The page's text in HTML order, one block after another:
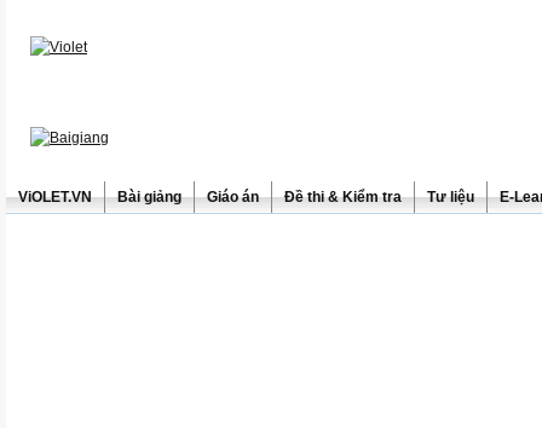
ViOLET.VN Bài giảng Giáo án Đề thi & Kiểm tra Tư liệu E-